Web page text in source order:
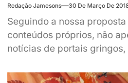
Redação Jamesons 30 De Março De
Seguindo a nossa
conteúdos próprios, não
notícias de portais
exclusiva com...